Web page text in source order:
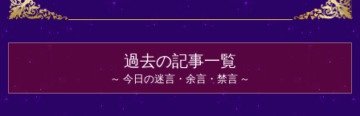
過去の記事一覧
今日の迷言・余言・禁言